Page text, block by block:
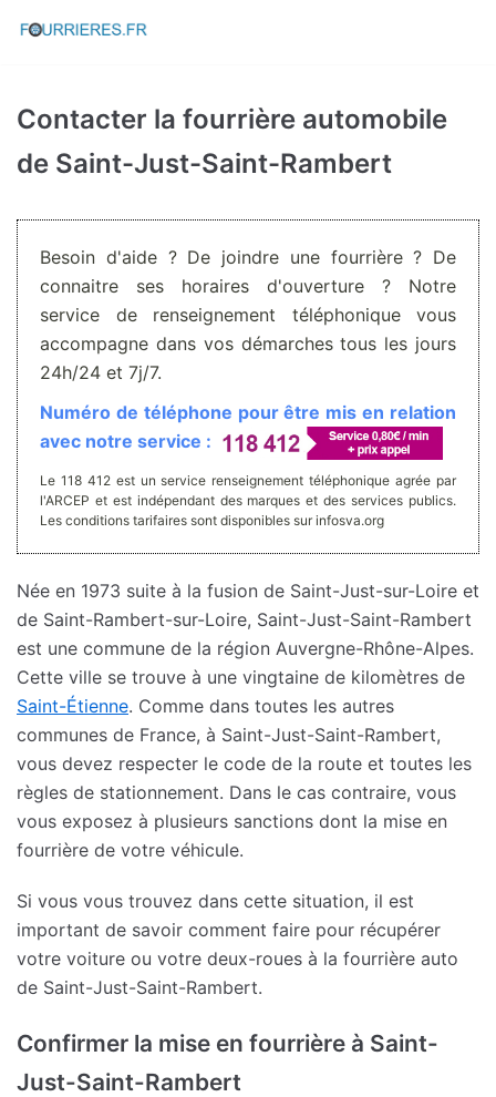
Aller
Contacter la fourrière automobile
de Saint-Just-Saint-Rambert
Besoin d'aide ? De joindre une fourrière ? De
connaitre ses horaires d'ouverture ? Notre
service de renseignement téléphonique vous
accompagne dans vos démarches tous les jours
24h/24 et 7j/7.
Numéro de téléphone pour être mis en relation
avec notre service :
Le 118 412 est un service renseignement téléphonique agrée par
l'ARCEP et est indépendant des marques et des services publics.
Les conditions tarifaires sont disponibles sur infosva.org
Née en 1973 suite à la fusion de Saint-Just-sur-Loire et
de Saint-Rambert-sur-Loire, Saint-Just-Saint-Rambert
est une commune de la région Auvergne-Rhône-Alpes.
Cette ville se trouve à une vingtaine de kilomètres de
Saint-Étienne. Comme dans toutes les autres
communes de France, à Saint-Just-Saint-Rambert,
vous devez respecter le code de la route et toutes les
règles de stationnement. Dans le cas contraire, vous
vous exposez à plusieurs sanctions dont la mise en
fourrière de votre véhicule.
Si vous vous trouvez dans cette situation, il est
important de savoir comment faire pour récupérer
votre voiture ou votre deux-roues à la fourrière auto
de Saint-Just-Saint-Rambert.
Confirmer la mise en fourrière à Saint-
Just-Saint-Rambert